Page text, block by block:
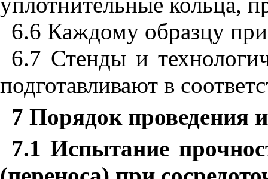
6.6 Каждому образцу
6.7 Стенды и
подготавливают в
7 Порядок проведения
7.1 Испытание